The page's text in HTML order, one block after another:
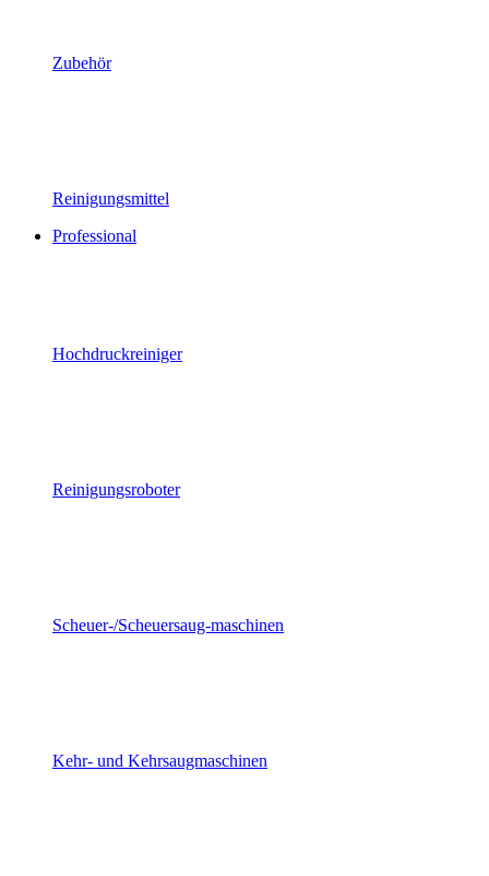
Zubehör
Reinigungsmittel
Professional
Hochdruckreiniger
Reinigungsroboter
Scheuer-/Scheuersaug-maschinen
Kehr- und Kehrsaugmaschinen